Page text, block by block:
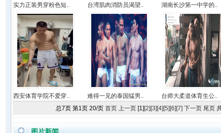
实力正装男穿粉色短.. 台湾肌肉消防员渴望.. 湖南长沙第一中学的..
西安体育学院不爱穿.. 难得一见的泰国猛男..
台师大柔道体育生公..
总7页 第1页20/页首页 上一页 [1] [2] [3] [4] [5] [6] [7] 下一页 尾页